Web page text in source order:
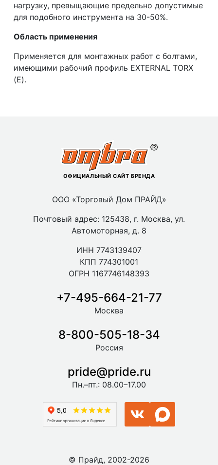
нагрузку, превыщающие предельно допустимые
для подобного инструмента на 30-50%.
Область применения
Применяется для монтажных работ с болтами,
имеющими рабочий профиль EXTERNAL TORX
(Е).
ОФИЦИАЛЬНЫЙ САЙТ БРЕНДА
ООО «Торговый Дом ПРАЙД»
Почтовый адрес: 125438, г. Москва, ул.
Автомоторная, д. 8
ИНН 7743139407
КПП 774301001
ОГРН 1167746148393
+7-495-664-21-77
Москва
8-800-505-18-34
Россия
pride@pride.ru
Пн.–пт.: 08.00–17.00
© Прайд, 2002-2026